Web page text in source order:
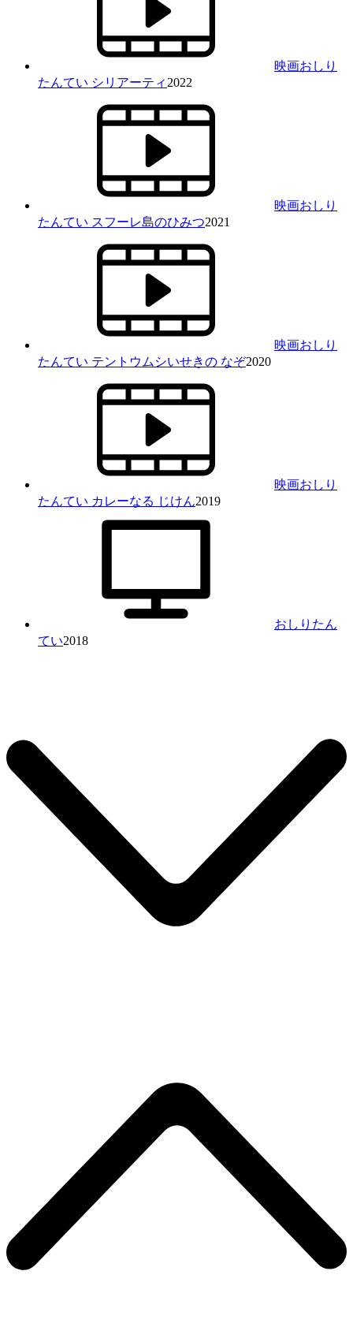
映画おしり
たんてい シリアーティ 2022
映画おしり
たんてい スフーレ島のひみつ2021
映画おしり
たんてい テントウムシいせきの なぞ2020
映画おしり
たんてい カレーなる じけん2019
おしりたん
てい2018